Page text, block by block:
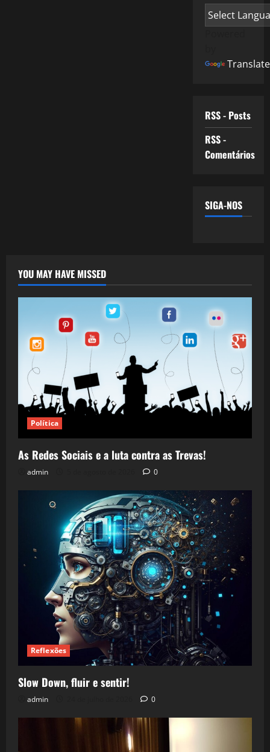
Translate
RSS - Posts
RSS -
Comentários
SIGA-NOS
YOU MAY HAVE MISSED
Política
As Redes Sociais e a luta contra as Trevas!
admin 0
Reflexões
Slow Down, fluir e sentir!
admin 0